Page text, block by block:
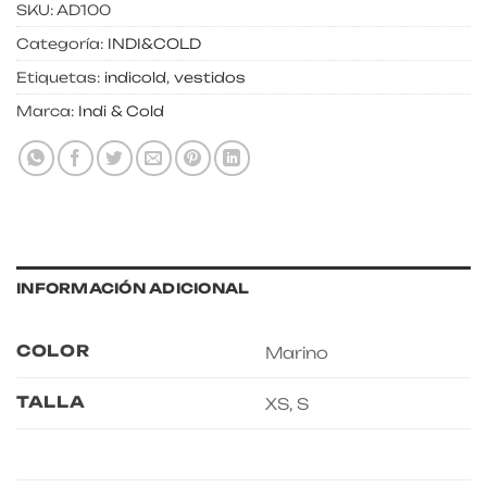
SKU:AD100
Categoría: INDI&COLD
Etiquetas: indicold, vestidos
Marca: Indi & Cold
INFORMACIÓN ADICIONAL
COLOR Marino
TALLA XS, S